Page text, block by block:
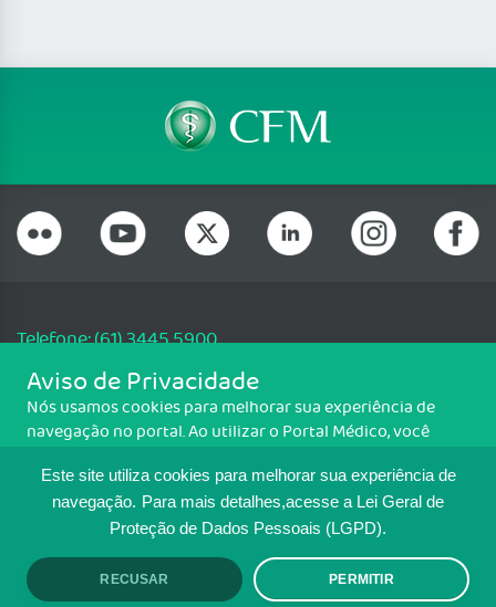
Este site utiliza cookies para melhorar sua experiência de
navegação. Para mais detalhes,acesse a Lei Geral de
Proteção de Dados Pessoais (LGPD).
RECUSAR PERMITIR
Telefone: (61) 3445 5900
Email: cfm@portalmedico.org.br
SGAS 616, Conjunto D, Lote 115, L2 Sul, Brasília/DF - CEP: 70200-760 -
CNPJ: 33.583.550/0001-30
MAPA DO SITE
TRANSPARÊNCIA E PRESTAÇÃO DE
CONTAS
Aviso de Privacidade
Nós usamos cookies para melhorar sua experiência de
navegação no portal. Ao utilizar o Portal Médico, você
Para ter mais informações sobre como isso é feito, acesse
Política de cookies. Se você concorda, clique em ACEITO.
ACEITO